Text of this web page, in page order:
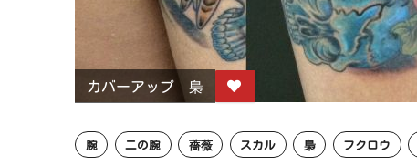
カバーアップ 梟
腕 二の腕 薔薇 スカル 梟 フクロウ